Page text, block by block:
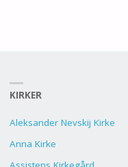
KIRKER
Aleksander Nevskij Kirke
Anna Kirke